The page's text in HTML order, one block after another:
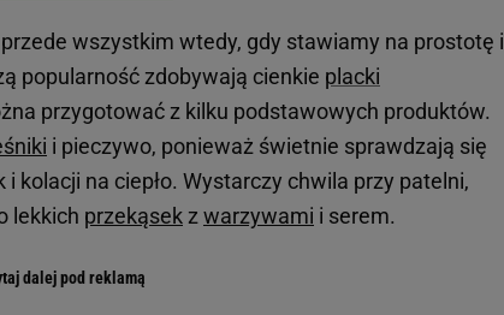
wszystkim wtedy, gdy stawiamy na prostotę i
popularność zdobywają cienkie placki
przygotować z kilku podstawowych produktów.
i pieczywo, ponieważ świetnie sprawdzają się
kolacji na ciepło. Wystarczy chwila przy patelni,
lekkich przekąsekzwarzywami i serem.